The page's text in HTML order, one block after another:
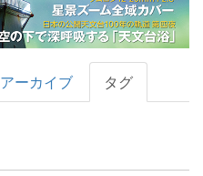
アーカイブ タグ